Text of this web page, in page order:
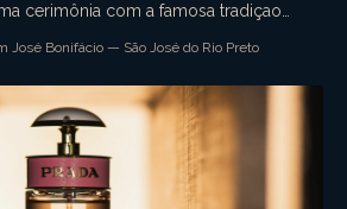
cerimônia com a famosa tradiçao
José Bonifácio — São José do Rio Preto